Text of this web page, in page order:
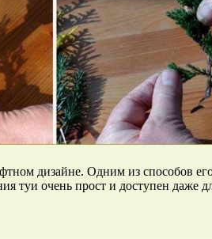
дизайне. Одним из способов
туи очень прост и доступен даже